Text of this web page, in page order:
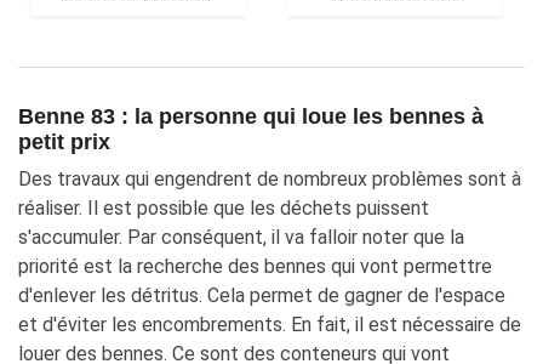
Benne 83 : la personne qui loue les bennes à
petit prix
Des travaux qui engendrent de nombreux problèmes sont à
réaliser. Il est possible que les déchets puissent
s'accumuler. Par conséquent, il va falloir noter que la
priorité est la recherche des bennes qui vont permettre
d'enlever les détritus. Cela permet de gagner de l'espace
et d'éviter les encombrements. En fait, il est nécessaire de
louer des bennes. Ce sont des conteneurs qui vont